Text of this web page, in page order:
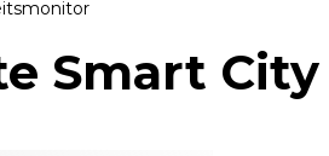
Trillingsmeters
Toebehoren
Klimaat
Smart